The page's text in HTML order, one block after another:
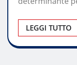
LEGGI TUTTO